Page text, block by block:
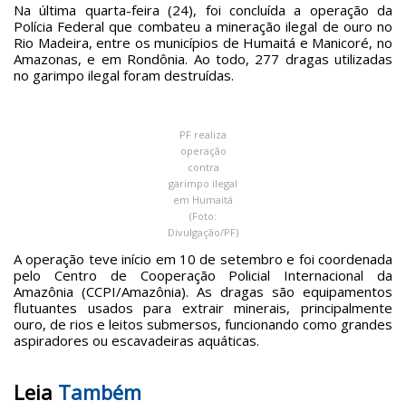
Na última quarta-feira (24), foi concluída a operação da
Polícia Federal que combateu a mineração ilegal de ouro no
Rio Madeira, entre os municípios de Humaitá e Manicoré, no
Amazonas, e em Rondônia. Ao todo, 277 dragas utilizadas
no garimpo ilegal foram destruídas.
PF realiza
operação
contra
garimpo ilegal
em Humaitá
(Foto:
Divulgação/PF)
A operação teve início em 10 de setembro e foi coordenada
pelo Centro de Cooperação Policial Internacional da
Amazônia (CCPI/Amazônia). As dragas são equipamentos
flutuantes usados para extrair minerais, principalmente
ouro, de rios e leitos submersos, funcionando como grandes
aspiradores ou escavadeiras aquáticas.
Leia Também